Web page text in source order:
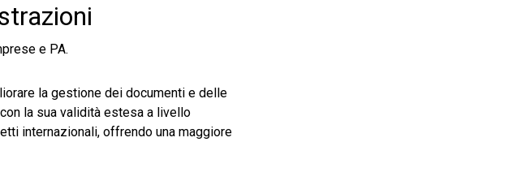
e PA.
la gestione dei documenti e delle
la sua validità estesa a livello
internazionali, offrendo una maggiore